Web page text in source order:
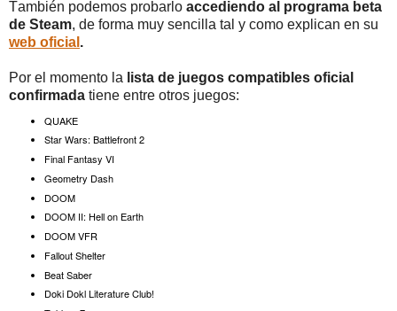
También podemos probarlo accediendo al programa beta
de Steam, de forma muy sencilla tal y como explican en su
web oficial .
Por el momento la lista de juegos compatibles oficial
confirmada tiene entre otros juegos:
QUAKE
Star Wars: Battlefront 2
Final Fantasy VI
Geometry Dash
DOOM
DOOM II: Hell on Earth
DOOM VFR
Fallout Shelter
Beat Saber
Doki Dokl Literature Club!